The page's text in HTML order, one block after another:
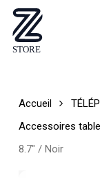
Skip
main
Accueil
Accessoires
8.7″ / Noir